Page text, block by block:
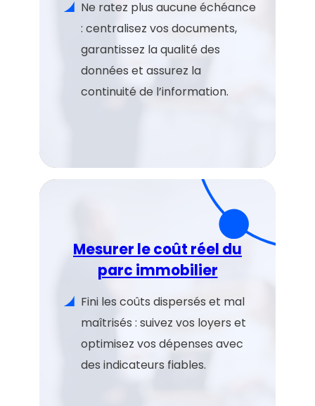
Ne ratez plus aucune échéance
: centralisez vos documents,
garantissez la qualité des
données et assurez la
continuité de l’information.
Mesurer le coût réel du
parc immobilier
Fini les coûts dispersés et mal
maîtrisés : suivez vos loyers et
optimisez vos dépenses avec
des indicateurs fiables.